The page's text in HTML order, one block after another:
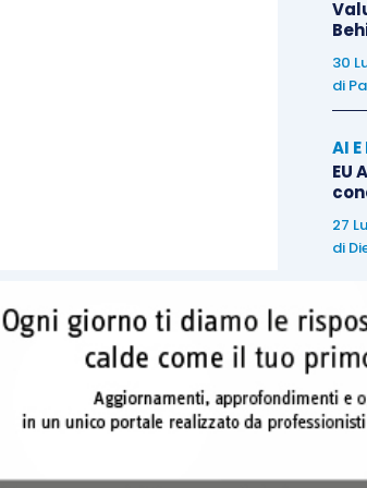
calo del valore delle importazioni
inflattive
: i prezzi alla
un’accelerazione superiore
invece leggermente inferiore
30
di
AI
EU
27
di